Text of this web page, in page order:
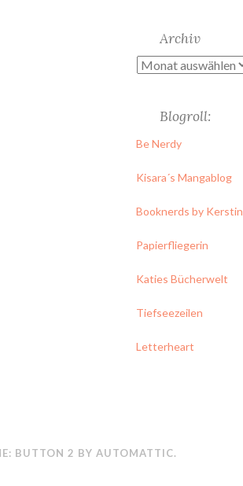
Archiv
Archiv
Blogroll:
Be Nerdy
Kisara´s Mangablog
Booknerds by Kerstin
Papierfliegerin
Katies Bücherwelt
Tiefseezeilen
Letterheart
BUTTON 2 BYAUTOMATTIC.